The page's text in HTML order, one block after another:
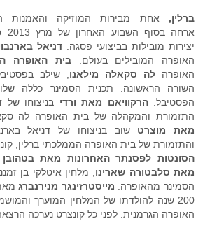
ברלין, אחת מבירות המוזיקה והאמנות
ארחה בסוף השבוע האחרון של מרץ 2013
יצירות מובילות בביצועי פסגה. דניאל
האופרה המובילים בעולם:בית האופרה
האופרה לה סקאלה מילאנו , שילב
השורה הראשונה. תכנית הסמינר כללה
הפסטיבל:הרקוויאם מאת ורדי בניצוחו של
התזמורת והמקהלה של בית האופרה לה
מאת מוצרט שוב בניצוחו של דניאל
והתזמורת של בית האופרה הממלכתי ברלין,
הסונטות לפסנתר האחרונות מאת בטהובן
מאת סלבטורה שארינו , מלחין איטלקי בן
הסמינר מהאופרה: מייסטרזינגר מנירנברג
200 שנה להולדתו של המלחין המוערך
האופרה הגרמנית. לפני כל קונצרט נערכה